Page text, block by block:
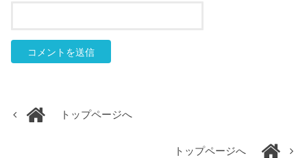
トップページへ
トップページへ